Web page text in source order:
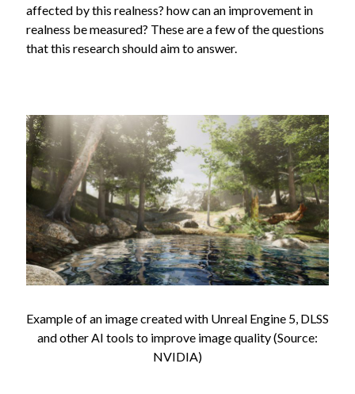
affected by this realness? how can an improvement in
realness be measured? These are a few of the questions
that this research should aim to answer.
Example of an image created with Unreal Engine 5, DLSS
and other AI tools to improve image quality (Source:
NVIDIA)